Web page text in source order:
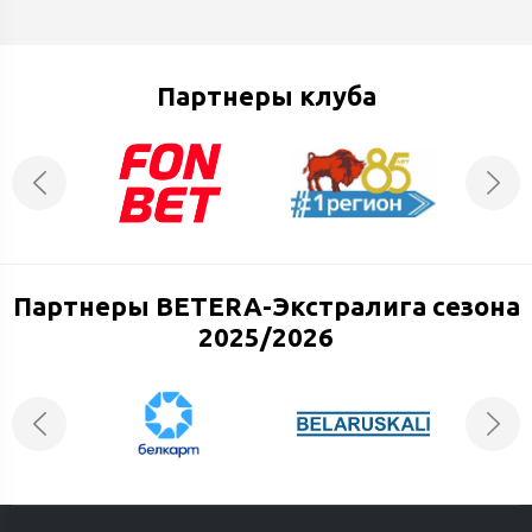
Партнеры клуба
Партнеры BETERA-Экстралига сезона
2025/2026